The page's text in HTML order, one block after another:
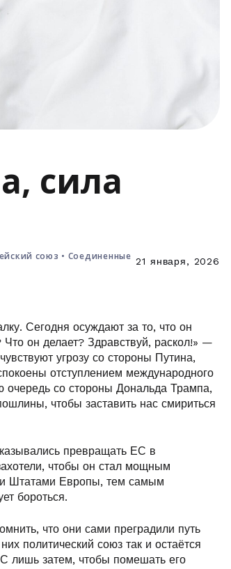
сила
союз • Соединенные 21 января, 2026
Сегодня осуждают за то, что он
он делает? Здравствуй, раскол!» —
угрозу со стороны Путина,
отступлением международного
очередь со стороны Дональда Трампа,
чтобы заставить нас смириться
превращать ЕС в
чтобы он стал мощным
Штатами Европы, тем самым
бороться.
что они сами преградили путь
политический союз так и остаётся
лишь затем, чтобы помешать его